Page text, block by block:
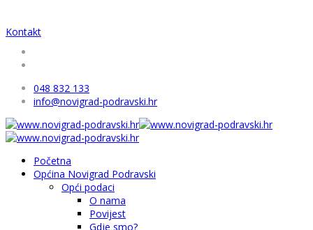
Kontakt
048 832 133
info@novigrad-podravski.hr
Početna
Općina Novigrad Podravski
Opći podaci
O nama
Povijest
Gdje smo?